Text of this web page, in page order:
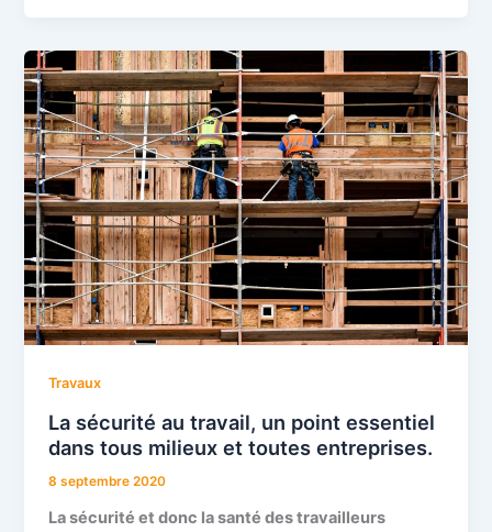
Travaux
La sécurité au travail, un point essentiel
dans tous milieux et toutes entreprises.
8 septembre 2020
La sécurité et donc la santé des travailleurs